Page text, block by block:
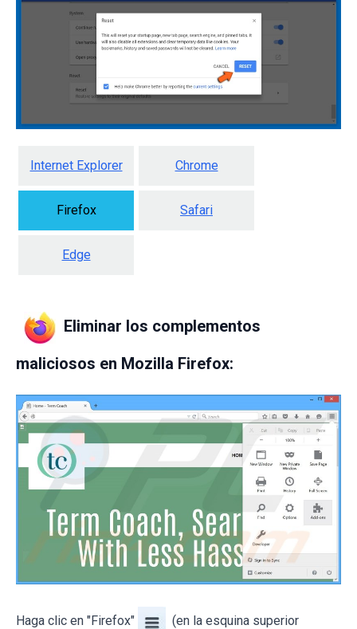
Internet Explorer Chrome
Firefox Safari
Edge
Eliminar los complementos
maliciosos en Mozilla Firefox:
Haga clic en "Firefox" (en la esquina superior